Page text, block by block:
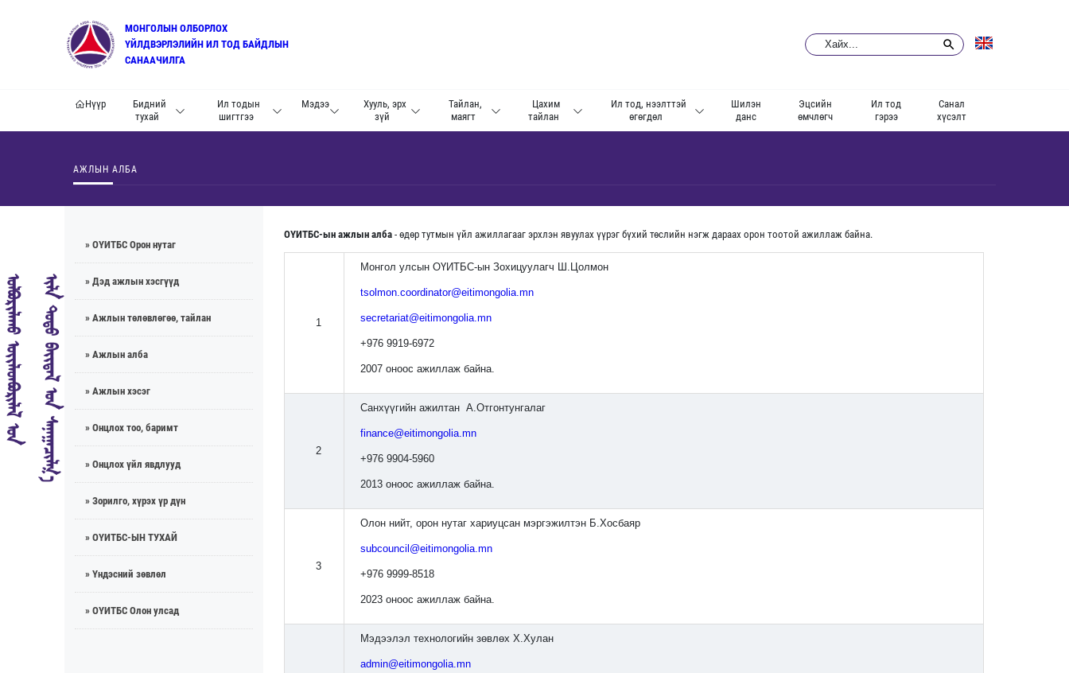
МОНГОЛЫН ОЛБОРЛОХ
ҮЙЛДВЭРЛЭЛИЙН ИЛ ТОД БАЙДЛЫН
САНААЧИЛГА
Нүүр
Бидний
тухай
Ил тодын
шигтгээ
Мэдээ
Хууль, эрх
зүй
Тайлан,
маягт
Цахим
тайлан
Ил тод, нээлттэй
өгөгдөл
Шилэн
данс
Эцсийн
өмчлөгч
Ил тод
гэрээ
Санал
хүсэлт
АЖЛЫН АЛБА
» ОҮИТБС Орон нутаг
» Дэд ажлын хэсгүүд
» Ажлын төлөвлөгөө, тайлан
» Ажлын алба
» Ажлын хэсэг
» Онцлох тоо, баримт
» Онцлох үйл явдлууд
» Зорилго, хүрэх үр дүн
» ОҮИТБС-ЫН ТУХАЙ
» Үндэсний зөвлөл
» ОҮИТБС Олон улсад
ОҮИТБС-ын ажлын алба - өдөр тутмын үйл ажиллагааг эрхлэн явуулах үүрэг бүхий төслийн нэгж дараах орон тоотой ажиллаж байна.
1
Монгол улсын ОҮИТБС-ын Зохицуулагч Ш.Цолмон
tsolmon.coordinator@eitimongolia.mn
secretariat@eitimongolia.mn
+976 9919-6972
2007 оноос ажиллаж байна.
2
Санхүүгийн ажилтан А.Отгонтунгалаг
finance@eitimongolia.mn
+976 9904-5960
2013 оноос ажиллаж байна.
3
Олон нийт, орон нутаг хариуцсан мэргэжилтэн Б.Хосбаяр
subcouncil@eitimongolia.mn
+976 9999-8518
2023 оноос ажиллаж байна.
Мэдээлэл технологийн зөвлөх Х.Хулан
admin@eitimongolia.mn